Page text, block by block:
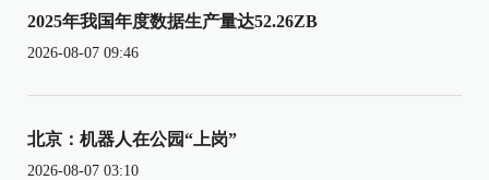
2025年我国年度数据生产量达52.26ZB
2026-08-07 09:46
北京：机器人在公园“上岗”
2026-08-07 03:10